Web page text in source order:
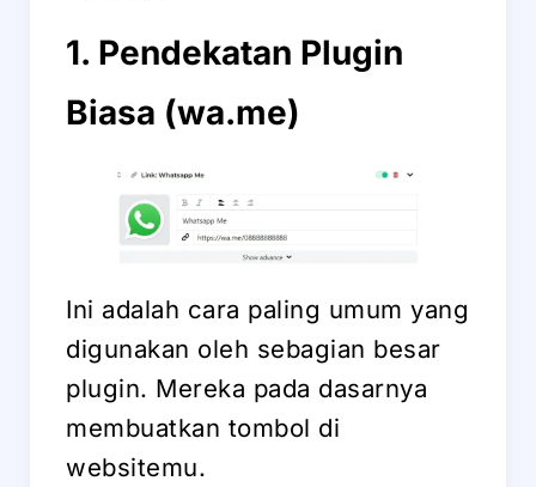
1. Pendekatan Plugin
Biasa (wa.me)
Ini adalah cara paling umum yang
digunakan oleh sebagian besar
plugin. Mereka pada dasarnya
membuatkan tombol di
websitemu.